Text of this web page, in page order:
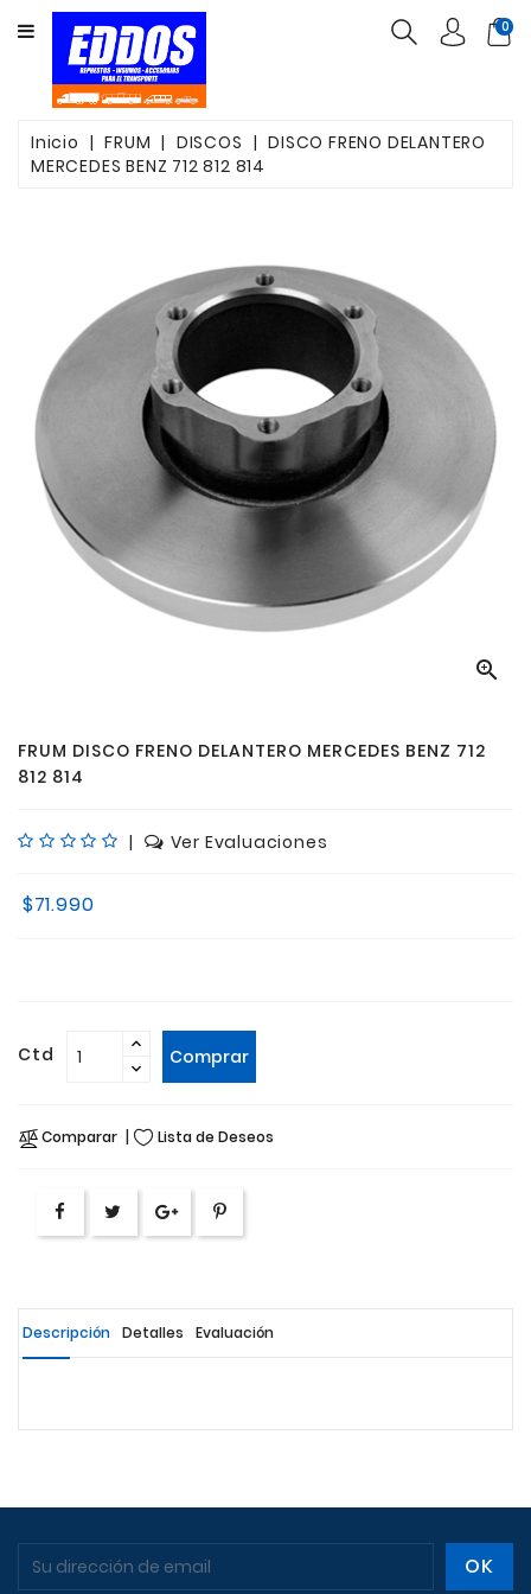
CATEGORY
INSUMOS
PARTES
VALVULAS
OTROS
0
Inicio FRUM DISCOS
DISCO FRENO DELANTERO
MERCEDES BENZ 712 812 814

FRUM DISCO FRENO DELANTERO MERCEDES BENZ 712
812 814
| Ver Evaluaciones
$71.990
Ctd Comprar
Comparar Lista de Deseos
Descripción Detalles Evaluación